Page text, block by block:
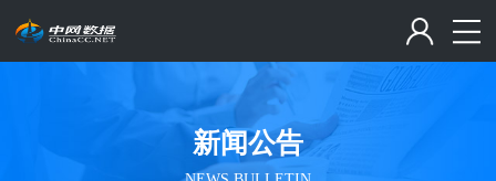
新闻公告